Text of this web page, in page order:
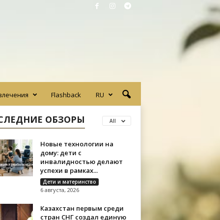
Flashback RU
ОБЗОРЫ All
Новые технологии на
дому: дети с
инвалидностью делают
успехи в рамках...
Дети и материнство
6 августа, 2026
Казахстан первым среди
стран СНГ создал единую